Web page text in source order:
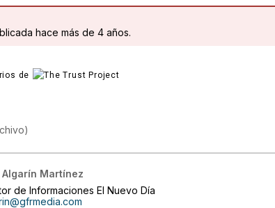
hace más de 4 años.
de
)
Algarín Martínez
de Informaciones El Nuevo Día